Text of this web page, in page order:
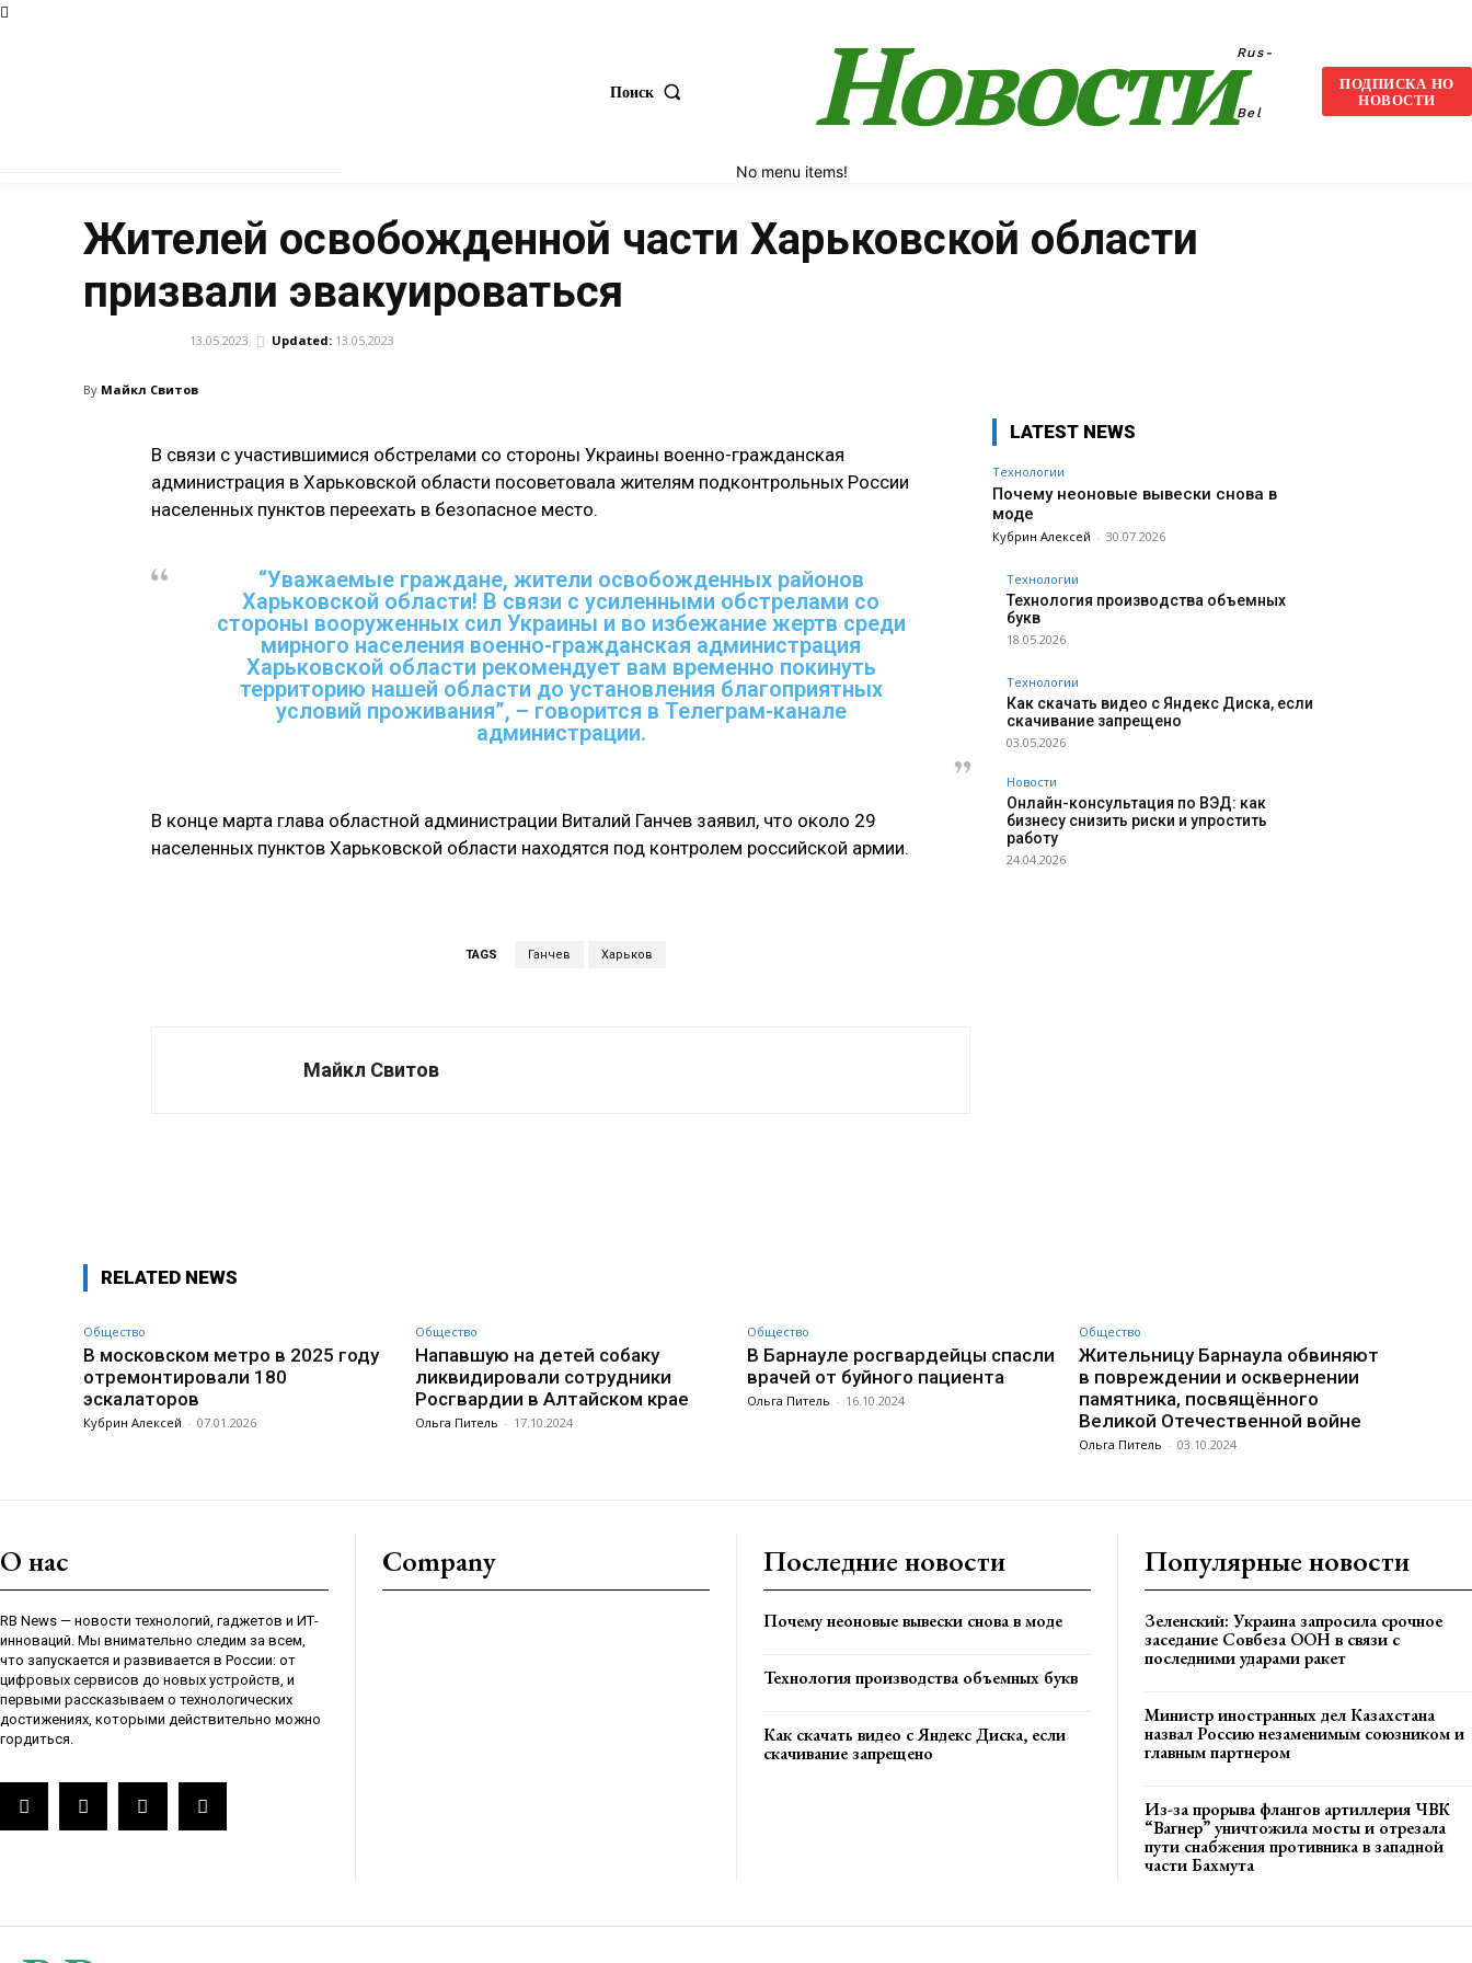
Поиск НовостиRus-
Bel
ПОДПИСКА НО
НОВОСТИ
No menu items!
Жителей освобожденной части Харьковской области
призвали эвакуироваться
13.05.2023 Updated: 13.05.2023
By Майкл Свитов
В связи с участившимися обстрелами со стороны Украины военно-гражданская
администрация в Харьковской области посоветовала жителям подконтрольных России
населенных пунктов переехать в безопасное место.
“Уважаемые граждане, жители освобожденных районов
Харьковской области! В связи с усиленными обстрелами со
стороны вооруженных сил Украины и во избежание жертв среди
мирного населения военно-гражданская администрация
Харьковской области рекомендует вам временно покинуть
территорию нашей области до установления благоприятных
условий проживания”, – говорится в Телеграм-канале
администрации.
В конце марта глава областной администрации Виталий Ганчев заявил, что около 29
населенных пунктов Харьковской области находятся под контролем российской армии.
TAGS Ганчев Харьков
Майкл Свитов
LATEST NEWS
Технологии
Почему неоновые вывески снова в
моде
Кубрин Алексей - 30.07.2026
Технологии
Технология производства объемных
букв
18.05.2026
Технологии
Как скачать видео с Яндекс Диска, если
скачивание запрещено
03.05.2026
Новости
Онлайн-консультация по ВЭД: как
бизнесу снизить риски и упростить
работу
24.04.2026
RELATED NEWS
Общество
В московском метро в 2025 году
отремонтировали 180
эскалаторов
Кубрин Алексей - 07.01.2026
Общество
Напавшую на детей собаку
ликвидировали сотрудники
Росгвардии в Алтайском крае
Ольга Питель - 17.10.2024
Общество
В Барнауле росгвардейцы спасли
врачей от буйного пациента
Ольга Питель - 16.10.2024
Общество
Жительницу Барнаула обвиняют
в повреждении и осквернении
памятника, посвящённого
Великой Отечественной войне
Ольга Питель - 03.10.2024
О нас
RB News — новости технологий, гаджетов и ИТ-
инноваций. Мы внимательно следим за всем,
что запускается и развивается в России: от
цифровых сервисов до новых устройств, и
первыми рассказываем о технологических
достижениях, которыми действительно можно
гордиться.
Company Последние новости
Почему неоновые вывески снова в моде
Технология производства объемных букв
Как скачать видео с Яндекс Диска, если
скачивание запрещено
Популярные новости
Зеленский: Украина запросила срочное
заседание Совбеза ООН в связи с
последними ударами ракет
Министр иностранных дел Казахстана
назвал Россию незаменимым союзником и
главным партнером
Из-за прорыва флангов артиллерия ЧВК
“Вагнер” уничтожила мосты и отрезала
пути снабжения противника в западной
части Бахмута